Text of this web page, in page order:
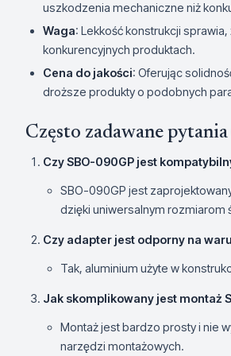
uszkodzenia mechaniczne niż
Waga: Lekkość konstrukcji
konkurencyjnych produktach.
Cena do jakości: Oferując
droższe produkty o podobnych
Często zadawane
Czy SBO-090GP jest
SBO-090GP jest
dzięki uniwersalnym rozmiarom
Czy adapter jest odporny na
Tak, aluminium użyte w
Jak skomplikowany jest montaż
Montaż jest bardzo prosty i nie
narzędzi montażowych.